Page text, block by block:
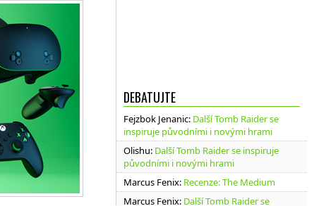
DEBATUJTE
Fejzbok Jenanic: Další Tomb Raider se
inspiruje původními i novými hrami
Olishu: Další Tomb Raider se inspiruje
původními i novými hrami
Marcus Fenix: Recenze: The Medium
Marcus Fenix: Další Tomb Raider se